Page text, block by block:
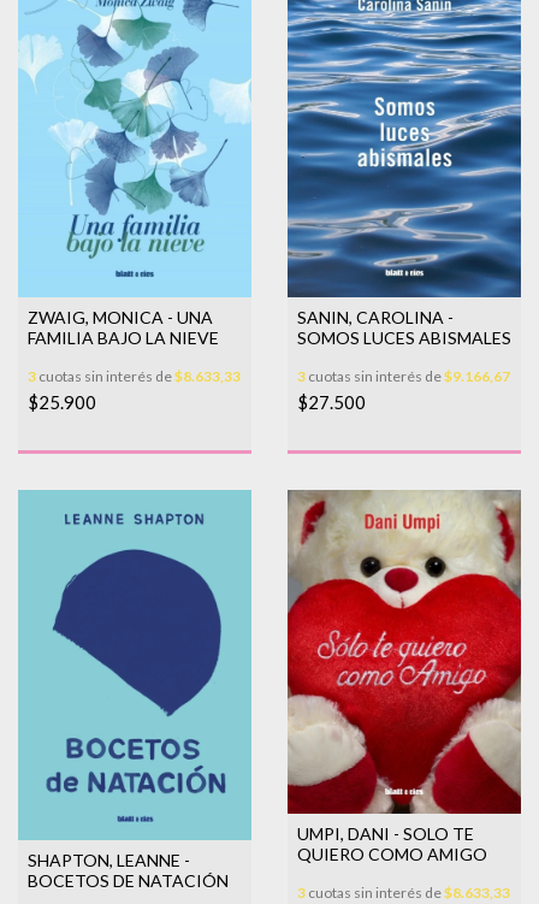
ZWAIG, MONICA - UNA
FAMILIA BAJO LA NIEVE
3 cuotas sin interés de$8.633,33
$25.900
SANIN, CAROLINA -
SOMOS LUCES ABISMALES
3 cuotas sin interés de$9.166,67
$27.500
SHAPTON, LEANNE -
BOCETOS DE NATACIÓN
UMPI, DANI - SOLO TE
QUIERO COMO AMIGO
3 cuotas sin interés de$8.633,33